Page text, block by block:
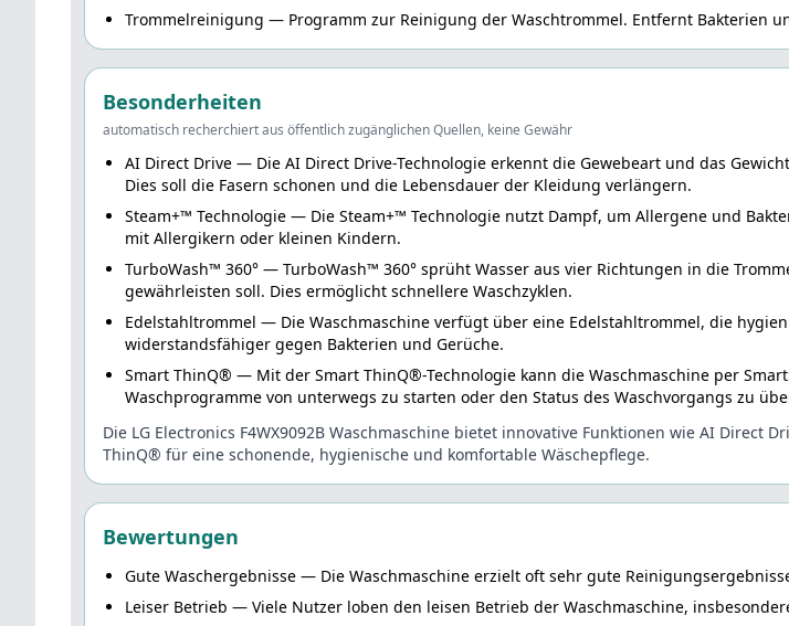
Trommelreinigung — Programm zur Reinigung der Waschtrommel. Entfernt Bakterien
Besonderheiten
automatisch recherchiert aus öffentlich zugänglichen Quellen, keine Gewähr
AI Direct Drive — Die AI Direct Drive-Technologie erkennt die Gewebeart und das
Dies soll die Fasern schonen und die Lebensdauer der Kleidung verlängern.
Steam+™ Technologie — Die Steam+™ Technologie nutzt Dampf, um Allergene und
mit Allergikern oder kleinen Kindern.
TurboWash™ 360° — TurboWash™ 360° sprüht Wasser aus vier Richtungen in die
gewährleisten soll. Dies ermöglicht schnellere Waschzyklen.
Edelstahltrommel — Die Waschmaschine verfügt über eine Edelstahltrommel, die
widerstandsfähiger gegen Bakterien und Gerüche.
Smart ThinQ® — Mit der Smart ThinQ®-Technologie kann die Waschmaschine per
Waschprogramme von unterwegs zu starten oder den Status des Waschvorgangs zu
Die LG Electronics F4WX9092B Waschmaschine bietet innovative Funktionen wie AI Direct
ThinQ® für eine schonende, hygienische und komfortable Wäschepflege.
Bewertungen
Gute Waschergebnisse — Die Waschmaschine erzielt oft sehr gute
Leiser Betrieb — Viele Nutzer loben den leisen Betrieb der Waschmaschine,